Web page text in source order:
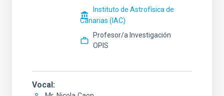
Instituto de Astrofísica de
Canarias (IAC)
Profesor/a Investigación
OPIS
Vocal